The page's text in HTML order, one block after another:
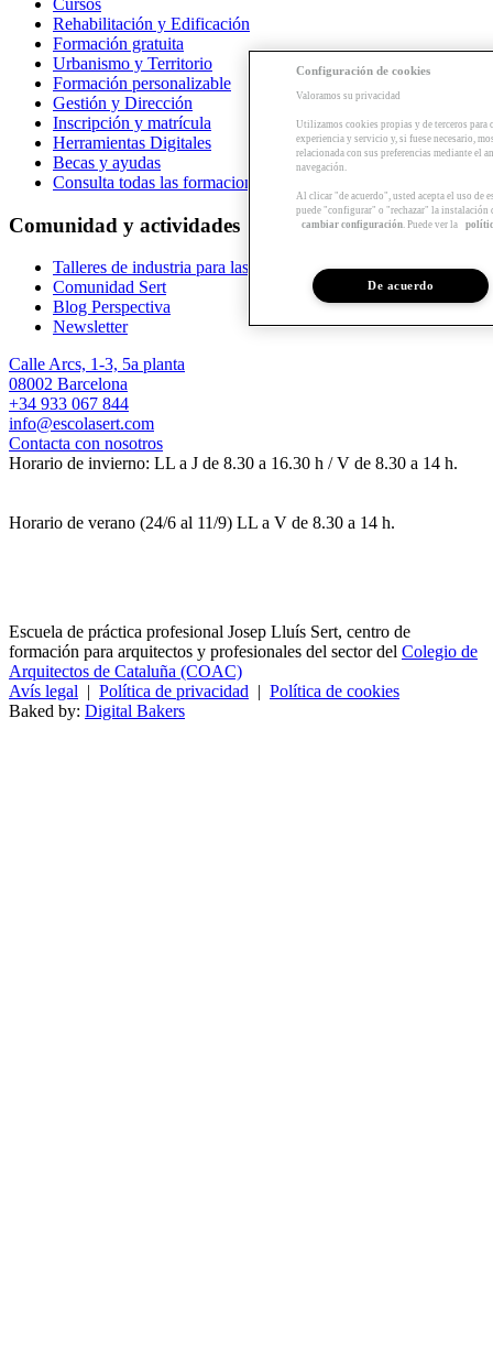
Rehabilitación y Edificación
Formación gratuita
Urbanismo y Territorio
Formación personalizable
Gestión y Dirección
Inscripción y matrícula
Herramientas Digitales
Becas y ayudas
Consulta todas las formaciones
Comunidad y actividades
Talleres de industria para las empresas
Comunidad Sert
Blog Perspectiva
Newsletter
Calle Arcs, 1-3, 5a planta
08002 Barcelona
+34 933 067 844
info@escolasert.com
Contacta con nosotros
Horario de invierno: LL a J de 8.30 a 16.30 h / V de 8.30 a 14 h.
Horario de verano (24/6 al 11/9) LL a V de 8.30 a 14 h.
Escuela de práctica profesional Josep Lluís Sert, centro de
formación para arquitectos y profesionales del sector del Colegio de
Arquitectos de Cataluña (COAC)
Avís legal | Política de privacidad | Política de cookies
Baked by: Digital Bakers
Configuración de cookies
Valoramos su privacidad
Utilizamos cookies propias y de terceros para
experiencia y servicio y, si fuese necesario,
relacionada con sus preferencias mediante el
navegación.
Al clicar "de acuerdo", usted acepta el uso de
puede "configurar" o "rechazar" la instalación
cambiar configuración. Puede ver la
De acuerdo